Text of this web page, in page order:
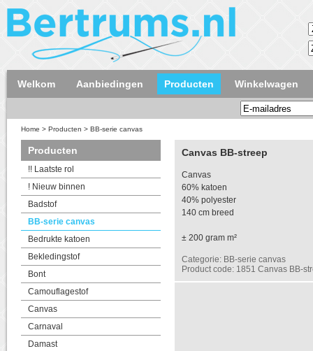
Welkom Aanbiedingen Producten Winkelwagen
Home > Producten > BB-serie canvas
Producten
!! Laatste rol
! Nieuw binnen
Badstof
BB-serie canvas
Bedrukte katoen
Bekledingstof
Bont
Camouflagestof
Canvas
Carnaval
Damast
Canvas BB-streep
Canvas
60% katoen
40% polyester
140 cm breed
± 200 gram m²
Categorie: BB-serie canvas
Product code: 1851 Canvas BB-